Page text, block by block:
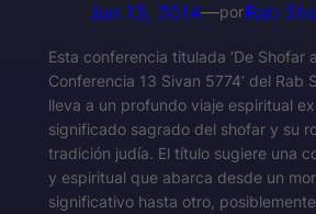
Jun 13, 2014—porRab
Esta conferencia titulada ‘De Shofar
Conferencia 13 Sivan 5774’ del Rab
lleva a un profundo viaje espiritual
significado sagrado del shofar y su
tradición judía. El título sugiere una
y espiritual que abarca desde un
significativo hasta otro,